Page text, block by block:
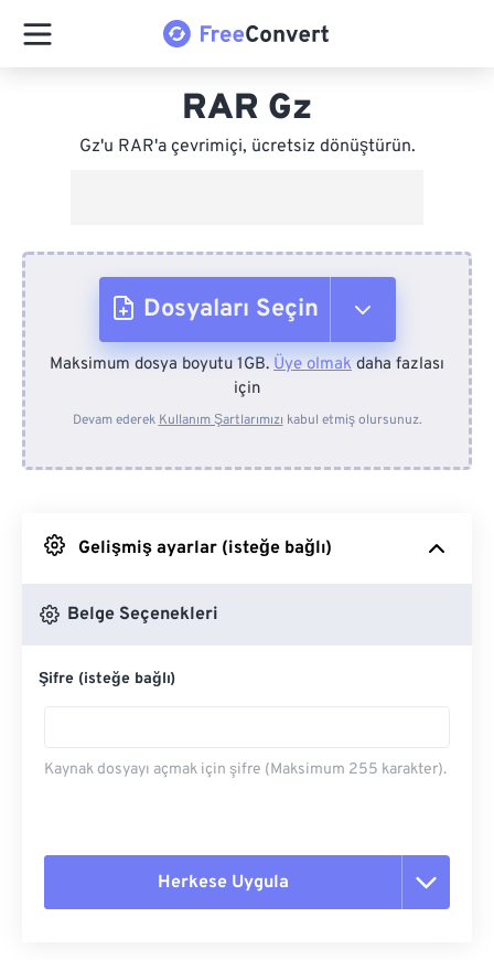
RAR Gz
Gz'u RAR'a çevrimiçi, ücretsiz dönüştürün.
Dosyaları Seçin
Cihazdan
Google Drive'dan
OneDrive'dan
Url'den
Maksimum dosya boyutu 1GB. Üye olmak daha fazlası
için
Devam ederek Kullanım Şartlarımızı kabul etmiş olursunuz.
Gelişmiş ayarlar (isteğe bağlı)
Belge Seçenekleri
Şifre (isteğe bağlı)
Kaynak dosyayı açmak için şifre (Maksimum 255 karakter).
Herkese Uygula